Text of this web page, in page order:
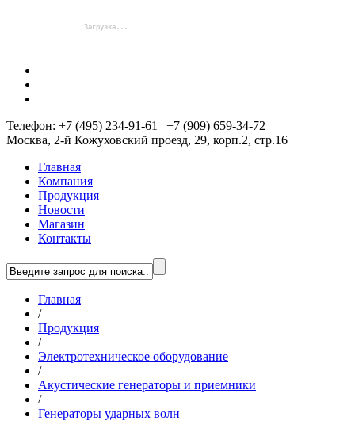
Телефон: +7 (495) 234-91-61 | +7 (909) 659-34-72
Москва, 2-й Кожуховский проезд, 29, корп.2, стр.16
Главная
Компания
Продукция
Новости
Магазин
Контакты
Главная
/
Продукция
/
Электротехническое оборудование
/
Акустические генераторы и приемники
/
Генераторы ударных волн